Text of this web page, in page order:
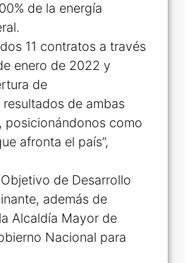
de la energía
11 contratos a través
enero de 2022 y
de
de ambas
posicionándonos como
afronta el país”,
de Desarrollo
además de
Alcaldía Mayor de
Nacional para